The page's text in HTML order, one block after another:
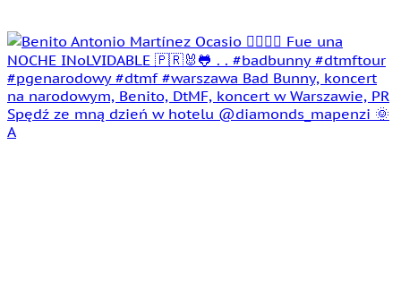
Spędź ze mną dzień w hotelu @diamonds_mapenzi 🌞
A